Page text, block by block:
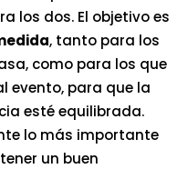
los dos. El objetivo es
, tanto para los
como para los que
evento, para que la
esté equilibrada.
lo más importante
un buen